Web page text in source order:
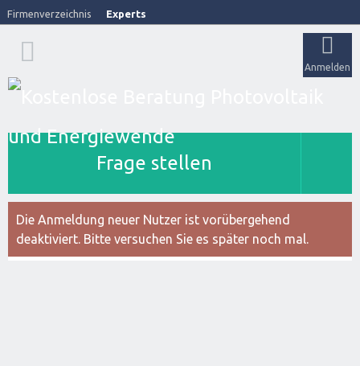
Firmenverzeichnis Experts
Anmelden
Frage stellen
Die Anmeldung neuer Nutzer ist vorübergehend
deaktiviert. Bitte versuchen Sie es später noch mal.